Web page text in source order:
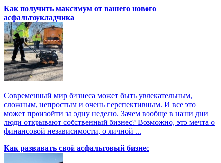
Как получить максимум от вашего нового
асфальтоукладчика
Современный мир бизнеса может быть увлекательным,
сложным, непростым и очень перспективным. И все это
может произойти за одну неделю. Зачем вообще в наши дни
люди открывают собственный бизнес? Возможно, это мечта о
финансовой независимости, о личной ...
Как развивать свой асфальтовый бизнес